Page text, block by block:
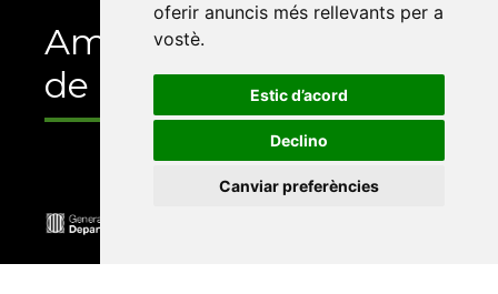
oferir anuncis més rellevants per a
vostè.
Estic d’acord
Declino
Canviar preferències
Amb el suport
de